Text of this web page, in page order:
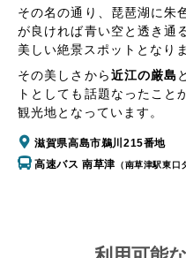
その名の通り、琵琶湖に朱
が良ければ青い空と透き通
美しい絶景スポットとなり
その美しさから近江の厳島
トとしても話題なったこと
観光地となっています。
滋賀県高島市鵜川215番地
高速バス 南草津 （南草津駅東口